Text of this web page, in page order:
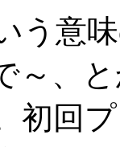
う意
～、
初回